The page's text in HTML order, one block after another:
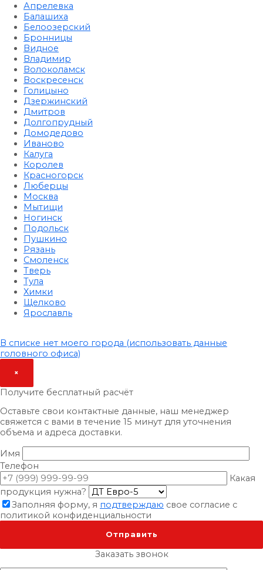
Апрелевка
Балашиха
Белоозерский
Бронницы
Видное
Владимир
Волоколамск
Воскресенск
Голицыно
Дзержинский
Дмитров
Долгопрудный
Домодедово
Иваново
Калуга
Королев
Красногорск
Люберцы
Москва
Мытищи
Ногинск
Подольск
Пушкино
Рязань
Смоленск
Тверь
Тула
Химки
Щелково
Ярославль
В списке нет моего города (использовать данные
головного офиса)
×
Получите бесплатный расчёт
Оставьте свои контактные данные, наш менеджер
свяжется с вами в течение 15 минут для уточнения
объема и адреса доставки.
Имя
Телефон
Какая
продукция нужна?
Заполняя форму, я подтверждаю свое согласие с
политикой конфиденциальности
Заказать звонок